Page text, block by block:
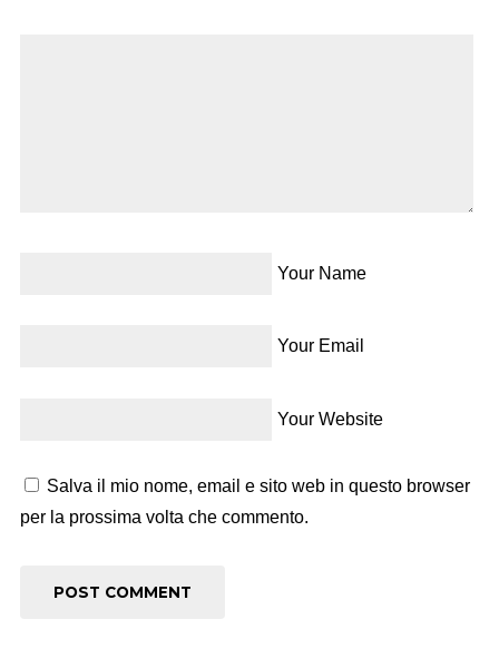
Your Name
Your Email
Your Website
Salva il mio nome, email e sito web in questo browser
per la prossima volta che commento.